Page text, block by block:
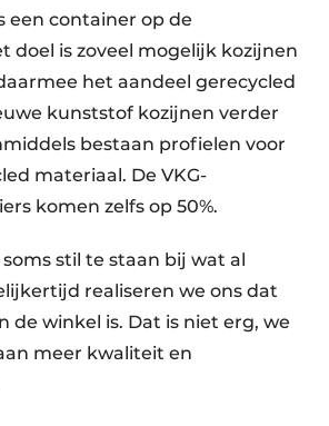
een container op de
doel is zoveel mogelijk kozijnen
het aandeel gerecycled
kunststof kozijnen verder
bestaan profielen voor
materiaal. De VKG-
komen zelfs op 50%.
stil te staan bij wat al
realiseren we ons dat
de winkel is. Dat is niet erg, we
meer kwaliteit en